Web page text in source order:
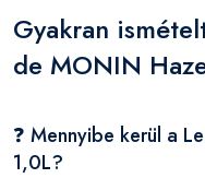
Gyakran
de MONIN
❓ Mennyibe kerül a
1,0L?